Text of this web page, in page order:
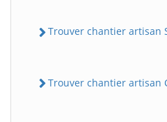
Trouver chantier artisan
Trouver chantier artisan